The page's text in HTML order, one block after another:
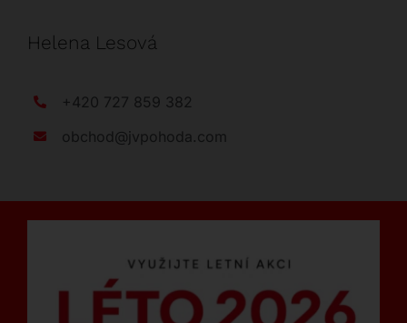
Helena Lesová
+420 727 859 382
obchod@jvpohoda.com